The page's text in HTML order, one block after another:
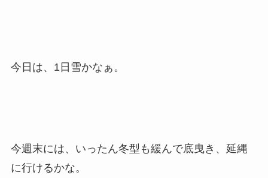
今日は、1日雪かなぁ。
今週末には、いったん冬型も緩んで底曳き、延縄
に行けるかな。